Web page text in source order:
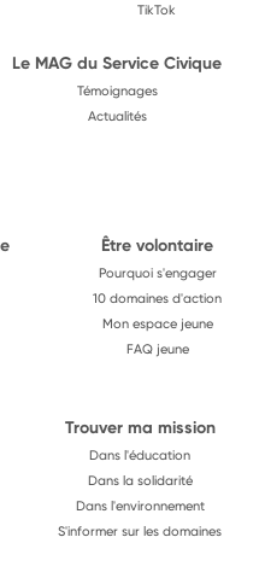
TikTok
Le MAG du Service Civique
Témoignages
Actualités
Être volontaire
Pourquoi s'engager
10 domaines d'action
Mon espace jeune
FAQ jeune
Trouver ma mission
Dans l'éducation
Dans la solidarité
Dans l'environnement
S'informer sur les domaines